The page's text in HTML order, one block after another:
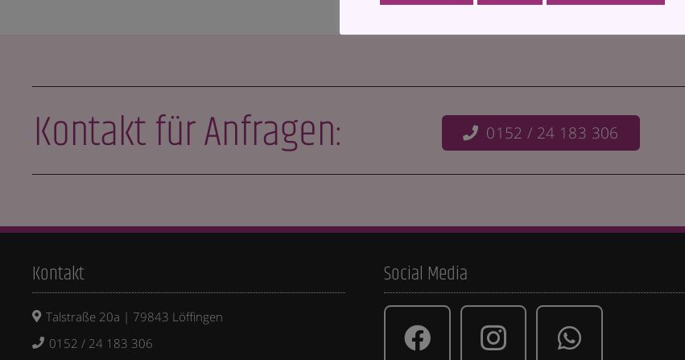
Kontakt für Anfragen: 0152 / 24 183 306
Kontakt
Talstraße 20a | 79843 Löffingen
0152 / 24 183 306
Social Media